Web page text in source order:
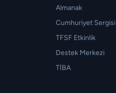
Almanak
Cumhuriyet Sergisi
TFSF Etkinlik
Destek Merkezi
TİBA